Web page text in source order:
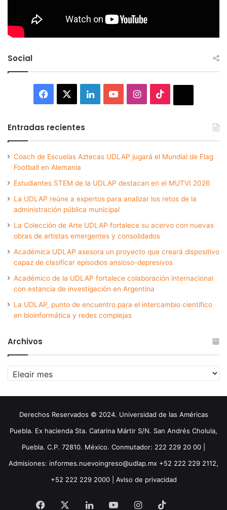
Social
Facebook LinkedInYouTubeInstagram
Entradas recientes
Coach de Escuelas Aztecas UDLAP jugará el Mundial de Flag
Football en Alemania
Estudiantes STEM de la UDLAP destacan en el MUTVI 2026
La UDLAP reúne a expertos para analizar los retos de la
administración pública municipal
La Colección de Arte UDLAP fortalece su acervo con nuevas
obras de artistas emergentes y consolidados
Académica UDLAP asesora un proyecto que creará dispositivo
capaz de clasificar episodios ansioso-depresivos
Académico de la UDLAP fortalece colaboración internacional
con estancia de investigación en Argentina
La UDLAP, punto de encuentro para el intercambio científico
en bioinformática y redes complejas
Archivos
Archivos
Derechos Reservados © 2024. Universidad de las Américas
Puebla. Ex hacienda Sta. Catarina Mártir S/N. San Andrés Cholula,
Puebla. C.P. 72810. México. Conmutador: 222 229 20 00 |
Admisiones: informes.nuevoingreso@udlap.mx +52 222 229 2112,
+52 222 229 2000 | Aviso de privacidad
Facebook LinkedInYouTubeInstagram